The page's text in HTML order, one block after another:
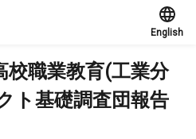
English
校職業教育(工業分
ト基礎調査団報告